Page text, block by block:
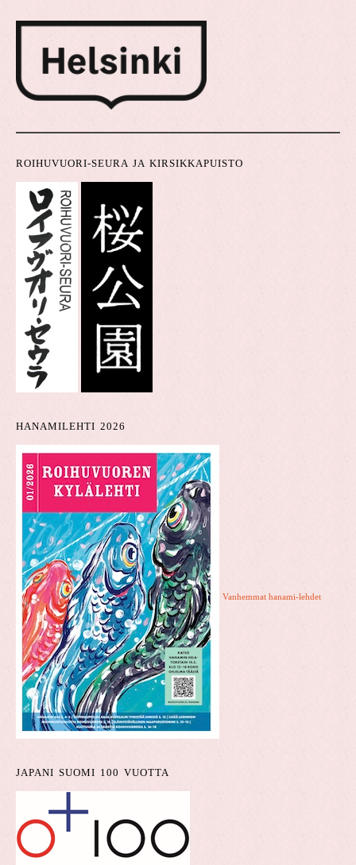
ROIHUVUORI-SEURA JA KIRSIKKAPUISTO
HANAMILEHTI 2026
Vanhemmat hanami-lehdet
JAPANI SUOMI 100 VUOTTA